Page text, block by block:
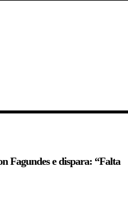
Fagundes e dispara: “Falta